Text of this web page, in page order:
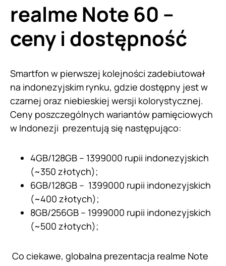
realme Note 60 –
ceny i dostępność
Smartfon w pierwszej kolejności zadebiutował
na indonezyjskim rynku, gdzie dostępny jest w
czarnej oraz niebieskiej wersji kolorystycznej.
Ceny poszczególnych wariantów pamięciowych
w Indonezji prezentują się następująco:
4GB/128GB – 1399000 rupii indonezyjskich
(~350 złotych);
6GB/128GB – 1399000 rupii indonezyjskich
(~400 złotych);
8GB/256GB – 1999000 rupii indonezyjskich
(~500 złotych);
Co ciekawe, globalna prezentacja realme Note